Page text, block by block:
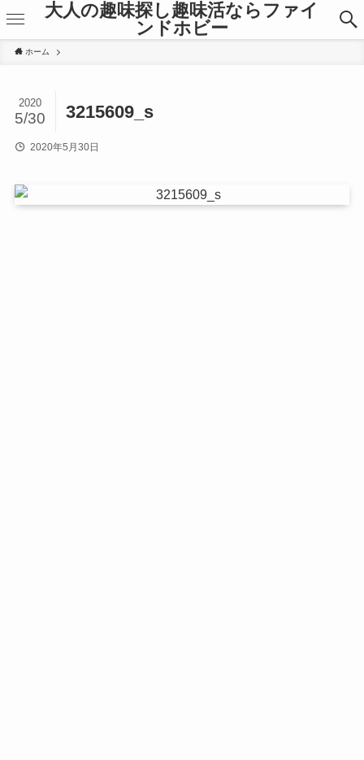
大人の趣味探し趣味活ならファイ
ンドホビー
ホーム
3215609_s
2020
5/30
2020年5月30日